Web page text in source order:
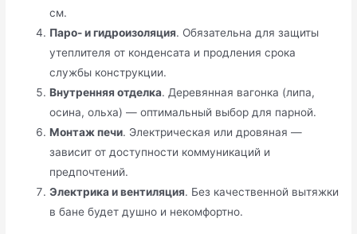
см.
Паро- и гидроизоляция. Обязательна для защиты
утеплителя от конденсата и продления срока
службы конструкции.
Внутренняя отделка. Деревянная вагонка (липа,
осина, ольха) — оптимальный выбор для парной.
Монтаж печи. Электрическая или дровяная —
зависит от доступности коммуникаций и
предпочтений.
Электрика и вентиляция. Без качественной вытяжки
в бане будет душно и некомфортно.